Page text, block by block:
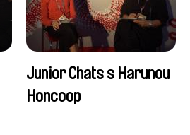
Junior Chats s Harunou
Honcoop